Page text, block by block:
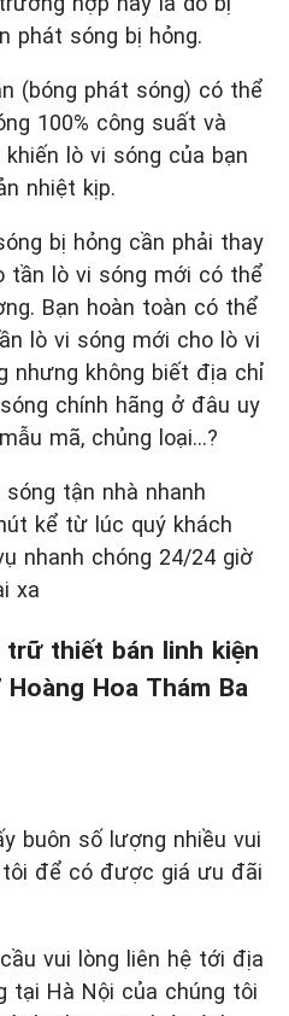
phát sóng bị hỏng.
(bóng phát sóng) có thể
100% công suất và
lò vi sóng của bạn
nhiệt kịp.
bị hỏng cần phải thay
tần lò vi sóng mới có thể
Bạn hoàn toàn có thể
lò vi sóng mới cho lò vi
nhưng không biết địa chỉ
chính hãng ở đâu uy
mã, chủng loại...?
tận nhà nhanh
kể từ lúc quý khách
nhanh chóng 24/24 giờ
xa
thiết bán linh kiện
Hoa Thám Ba
buôn số lượng nhiều vui
tôi để có được giá ưu đãi
vui lòng liên hệ tới địa
tại Hà Nội của chúng tôi